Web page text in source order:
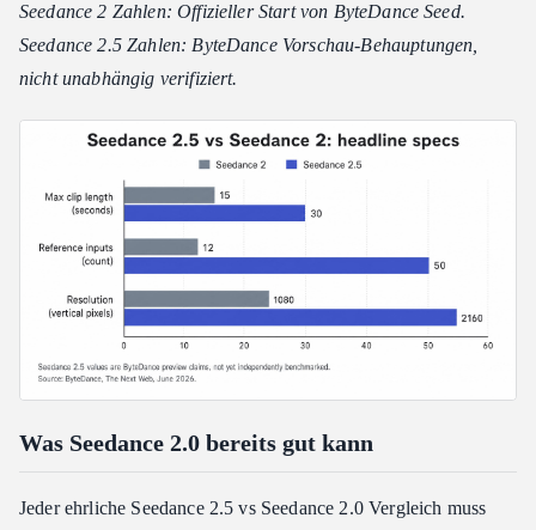
Seedance 2 Zahlen: Offizieller Start von ByteDance Seed.
Seedance 2.5 Zahlen: ByteDance Vorschau-Behauptungen,
nicht unabhängig verifiziert.
Was Seedance 2.0 bereits gut kann
Jeder ehrliche Seedance 2.5 vs Seedance 2.0 Vergleich muss